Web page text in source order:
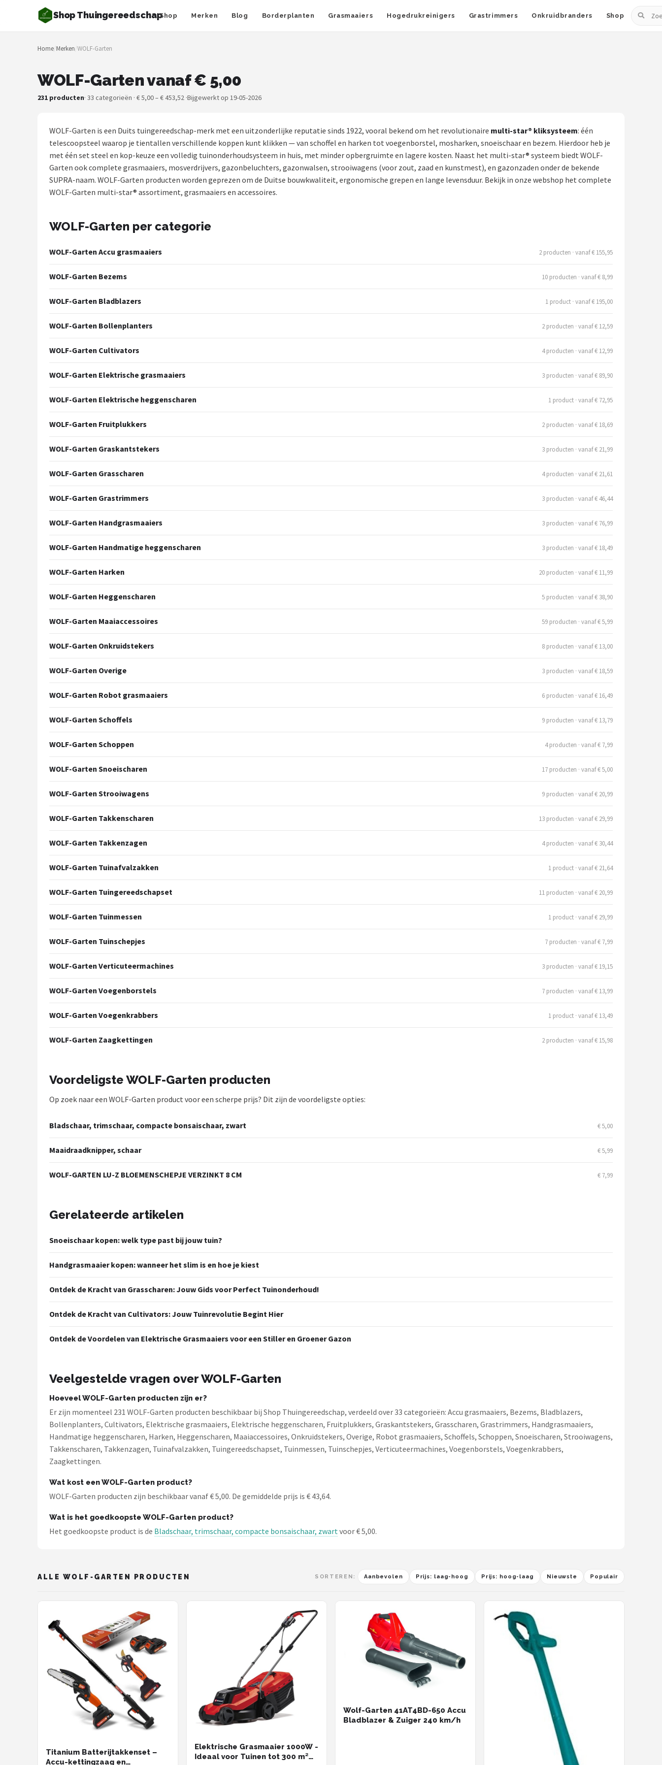
Shop ThuingereedschapShop Merken Blog Borderplanten Grasmaaiers Hogedrukreinigers Grastrimmers Onkruidbranders Shop
Zoeken
Zoeken
NAVIGATIE
Merken
Borderplanten
Grasmaaiers
Hogedrukreinigers
POPULAIRE MERKEN
To the South
GARDENA
Talen Tools
Husqvarna
Home/Merken/WOLF-Garten
WOLF-Garten vanaf € 5,00
231 producten· 33 categorieën · € 5,00 – € 453,52 ·Bijgewerkt op 19-05-2026
WOLF-Garten is een Duits tuingereedschap-merk met een uitzonderlijke reputatie sinds 1922, vooral bekend om het revolutionaire multi-star® kliksysteem: één
telescoopsteel waarop je tientallen verschillende koppen kunt klikken — van schoffel en harken tot voegenborstel, mosharken, snoeischaar en bezem. Hierdoor heb je
met één set steel en kop-keuze een volledig tuinonderhoudsysteem in huis, met minder opbergruimte en lagere kosten. Naast het multi-star® systeem biedt WOLF-
Garten ook complete grasmaaiers, mosverdrijvers, gazonbeluchters, gazonwalsen, strooiwagens (voor zout, zaad en kunstmest), en gazonzaden onder de bekende
SUPRA-naam. WOLF-Garten producten worden geprezen om de Duitse bouwkwaliteit, ergonomische grepen en lange levensduur. Bekijk in onze webshop het complete
WOLF-Garten multi-star® assortiment, grasmaaiers en accessoires.
WOLF-Garten per categorie
WOLF-Garten Accu grasmaaiers 2 producten · vanaf € 155,95
WOLF-Garten Bezems 10 producten · vanaf € 8,99
WOLF-Garten Bladblazers 1 product · vanaf € 195,00
WOLF-Garten Bollenplanters 2 producten · vanaf € 12,59
WOLF-Garten Cultivators 4 producten · vanaf € 12,99
WOLF-Garten Elektrische grasmaaiers 3 producten · vanaf € 89,90
WOLF-Garten Elektrische heggenscharen 1 product · vanaf € 72,95
WOLF-Garten Fruitplukkers 2 producten · vanaf € 18,69
WOLF-Garten Graskantstekers 3 producten · vanaf € 21,99
WOLF-Garten Grasscharen 4 producten · vanaf € 21,61
WOLF-Garten Grastrimmers 3 producten · vanaf € 46,44
WOLF-Garten Handgrasmaaiers 3 producten · vanaf € 76,99
WOLF-Garten Handmatige heggenscharen 3 producten · vanaf € 18,49
WOLF-Garten Harken 20 producten · vanaf € 11,99
WOLF-Garten Heggenscharen 5 producten · vanaf € 38,90
WOLF-Garten Maaiaccessoires 59 producten · vanaf € 5,99
WOLF-Garten Onkruidstekers 8 producten · vanaf € 13,00
WOLF-Garten Overige 3 producten · vanaf € 18,59
WOLF-Garten Robot grasmaaiers 6 producten · vanaf € 16,49
WOLF-Garten Schoffels 9 producten · vanaf € 13,79
WOLF-Garten Schoppen 4 producten · vanaf € 7,99
WOLF-Garten Snoeischaren 17 producten · vanaf € 5,00
WOLF-Garten Strooiwagens 9 producten · vanaf € 20,99
WOLF-Garten Takkenscharen 13 producten · vanaf € 29,99
WOLF-Garten Takkenzagen 4 producten · vanaf € 30,44
WOLF-Garten Tuinafvalzakken 1 product · vanaf € 21,64
WOLF-Garten Tuingereedschapset 11 producten · vanaf € 20,99
WOLF-Garten Tuinmessen 1 product · vanaf € 29,99
WOLF-Garten Tuinschepjes 7 producten · vanaf € 7,99
WOLF-Garten Verticuteermachines 3 producten · vanaf € 19,15
WOLF-Garten Voegenborstels 7 producten · vanaf € 13,99
WOLF-Garten Voegenkrabbers 1 product · vanaf € 13,49
WOLF-Garten Zaagkettingen 2 producten · vanaf € 15,98
Voordeligste WOLF-Garten producten
Op zoek naar een WOLF-Garten product voor een scherpe prijs? Dit zijn de voordeligste opties:
Bladschaar, trimschaar, compacte bonsaischaar, zwart € 5,00
Maaidraadknipper, schaar € 5,99
WOLF-GARTEN LU-Z BLOEMENSCHEPJE VERZINKT 8 CM € 7,99
Gerelateerde artikelen
Snoeischaar kopen: welk type past bij jouw tuin?
Handgrasmaaier kopen: wanneer het slim is en hoe je kiest
Ontdek de Kracht van Grasscharen: Jouw Gids voor Perfect Tuinonderhoud!
Ontdek de Kracht van Cultivators: Jouw Tuinrevolutie Begint Hier
Ontdek de Voordelen van Elektrische Grasmaaiers voor een Stiller en Groener Gazon
Veelgestelde vragen over WOLF-Garten
Hoeveel WOLF-Garten producten zijn er?
Er zijn momenteel 231 WOLF-Garten producten beschikbaar bij Shop Thuingereedschap, verdeeld over 33 categorieën: Accu grasmaaiers, Bezems, Bladblazers,
Bollenplanters, Cultivators, Elektrische grasmaaiers, Elektrische heggenscharen, Fruitplukkers, Graskantstekers, Grasscharen, Grastrimmers, Handgrasmaaiers,
Handmatige heggenscharen, Harken, Heggenscharen, Maaiaccessoires, Onkruidstekers, Overige, Robot grasmaaiers, Schoffels, Schoppen, Snoeischaren, Strooiwagens,
Takkenscharen, Takkenzagen, Tuinafvalzakken, Tuingereedschapset, Tuinmessen, Tuinschepjes, Verticuteermachines, Voegenborstels, Voegenkrabbers,
Zaagkettingen.
Wat kost een WOLF-Garten product?
WOLF-Garten producten zijn beschikbaar vanaf € 5,00. De gemiddelde prijs is € 43,64.
Wat is het goedkoopste WOLF-Garten product?
Het goedkoopste product is de Bladschaar, trimschaar, compacte bonsaischaar, zwartvoor € 5,00.
ALLE WOLF-GARTEN PRODUCTEN SORTEREN: Aanbevolen Prijs: laag-hoog Prijs: hoog-laag Nieuwste Populair
Titanium Batterijtakkenset –
Accu-kettingzaag en
Elektrische Grasmaaier 1000W -
Ideaal voor Tuinen tot 300 m²
Wolf-Garten 41AT4BD-650 Accu
Bladblazer & Zuiger 240 km/h